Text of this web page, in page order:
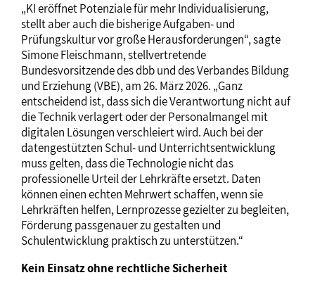
„KI eröffnet Potenziale für mehr Individualisierung,
stellt aber auch die bisherige Aufgaben- und
Prüfungskultur vor große Herausforderungen“, sagte
Simone Fleischmann, stellvertretende
Bundesvorsitzende des dbb und des Verbandes Bildung
und Erziehung (VBE), am 26. März 2026. „Ganz
entscheidend ist, dass sich die Verantwortung nicht auf
die Technik verlagert oder der Personalmangel mit
digitalen Lösungen verschleiert wird. Auch bei der
datengestützten Schul- und Unterrichtsentwicklung
muss gelten, dass die Technologie nicht das
professionelle Urteil der Lehrkräfte ersetzt. Daten
können einen echten Mehrwert schaffen, wenn sie
Lehrkräften helfen, Lernprozesse gezielter zu begleiten,
Förderung passgenauer zu gestalten und
Schulentwicklung praktisch zu unterstützen.“
Kein Einsatz ohne rechtliche Sicherheit